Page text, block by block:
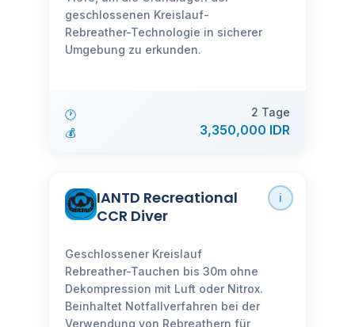
geschlossenen Kreislauf-
Rebreather-Technologie in sicherer
Umgebung zu erkunden.
🕐
2 Tage
💰
3,350,000 IDR
ℹ️
IANTD Recreational
CCR Diver
Geschlossener Kreislauf
Rebreather-Tauchen bis 30m ohne
Dekompression mit Luft oder Nitrox.
Beinhaltet Notfallverfahren bei der
Verwendung von Rebreathern für